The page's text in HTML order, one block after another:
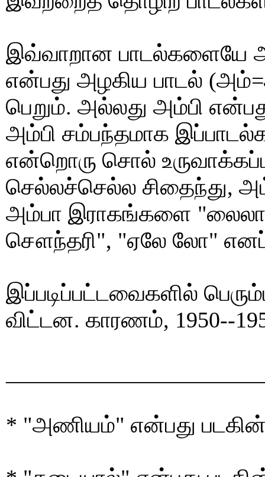
இவ்வாறான பாடல்களையே
என்பது அழகிய பாடல்
பெறும். அல்லது அம்பி
அம்பி சம்பந்தமாக
என்றொரு சொல்
செல்லச்செல்ல சிதைந்து,
அம்பா இராகங்களை
சௌந்தரி", "ஏலே லோ"
இப்படிப்பட்டவைகளில்
விட்டன. காரணம், 1950--
* "அணியம்" என்பது